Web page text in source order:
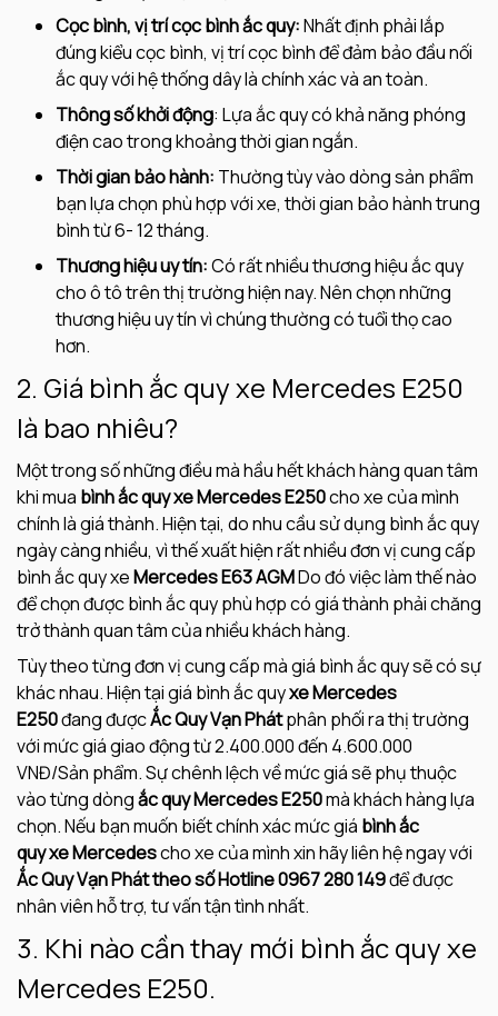
Cọc bình, vị trí cọc bình ắc quy:Nhất định phải lắp
đúng kiểu cọc bình, vị trí cọc bình để đảm bảo đầu nối
ắc quy với hệ thống dây là chính xác và an toàn.
Thông số khởi động: Lựa ắc quy có khả năng phóng
điện cao trong khoảng thời gian ngắn.
Thời gian bảo hành: Thường tùy vào dòng sản phẩm
bạn lựa chọn phù hợp với xe, thời gian bảo hành trung
bình từ 6- 12 tháng.
Thương hiệu uy tín:Có rất nhiều thương hiệu ắc quy
cho ô tô trên thị trường hiện nay. Nên chọn những
thương hiệu uy tín vì chúng thường có tuổi thọ cao
hơn.
2. Giá bình ắc quy xe Mercedes E250
là bao nhiêu?
Một trong số những điều mà hầu hết khách hàng quan tâm
khi mua bình ắc quy xe Mercedes E250cho xe của mình
chính là giá thành. Hiện tại, do nhu cầu sử dụng bình ắc quy
ngày càng nhiều, vì thế xuất hiện rất nhiều đơn vị cung cấp
bình ắc quy xeMercedes E63 AGMDo đó việc làm thế nào
để chọn được bình ắc quy phù hợp có giá thành phải chăng
trở thành quan tâm của nhiều khách hàng.
Tùy theo từng đơn vị cung cấp mà giá bình ắc quy sẽ có sự
khác nhau. Hiện tại giá bình ắc quyxe Mercedes
E250đang đượcẮc Quy Vạn Phátphân phối ra thị trường
với mức giá giao động từ 2.400.000 đến 4.600.000
VNĐ/Sản phẩm. Sự chênh lệch về mức giá sẽ phụ thuộc
vào từng dòngắc quy Mercedes E250mà khách hàng lựa
chọn. Nếu bạn muốn biết chính xác mức giá bình ắc
quy xe Mercedescho xe của mình xin hãy liên hệ ngay với
Ắc Quy Vạn Phát theo số Hotline 0967 280 149để được
nhân viên hỗ trợ, tư vấn tận tình nhất.
3. Khi nào cần thay mới bình ắc quy xe
Mercedes E250.